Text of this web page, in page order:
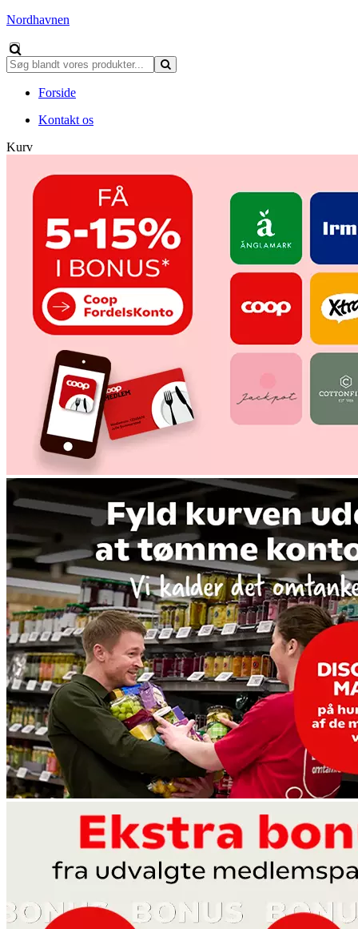
Nordhavnen
Forside
Kontakt os
Kurv